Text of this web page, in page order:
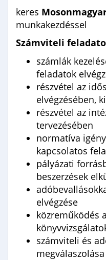
keres
munkakezdéssel
Számviteli
számlák
feladatok
részvétel az
elvégzésében,
részvétel az
tervezésében
normatíva
kapcsolatos
pályázati
beszerzések
elvégzése
közreműködés
számviteli és
megválaszolása